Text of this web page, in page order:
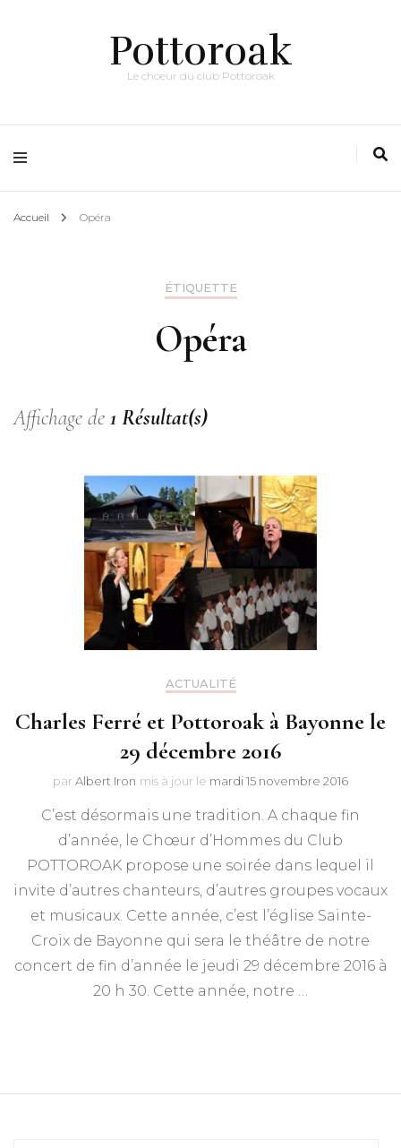
Pottoroak
Le choeur du club Pottoroak
Accueil Opéra
ÉTIQUETTE
Opéra
Affichage de 1 Résultat(s)
ACTUALITÉ
Charles Ferré et Pottoroak à Bayonne le
29 décembre 2016
par Albert Iron mis à jour le mardi 15 novembre 2016
C’est désormais une tradition. A chaque fin
d’année, le Chœur d’Hommes du Club
POTTOROAK propose une soirée dans lequel il
invite d’autres chanteurs, d’autres groupes vocaux
et musicaux. Cette année, c’est l’église Sainte-
Croix de Bayonne qui sera le théâtre de notre
concert de fin d’année le jeudi 29 décembre 2016 à
20 h 30. Cette année, notre …